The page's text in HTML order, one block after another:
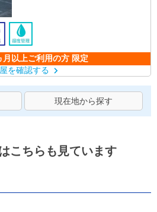
以上ご利用の方 限定
を確認する
現在地から探す
こちらも見ています